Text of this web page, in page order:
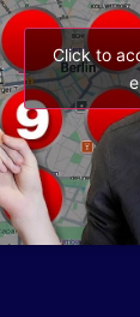
Click to